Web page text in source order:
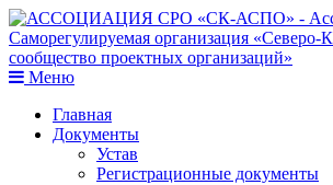
Меню
Главная
Документы
Устав
Регистрационные документы